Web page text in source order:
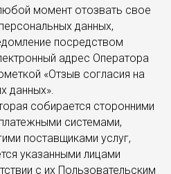
момент отозвать свое
данных,
посредством
адрес Оператора
«Отзыв согласия на
данных».
собирается сторонними
системами,
поставщиками услуг,
указанными лицами
с их Пользовательским